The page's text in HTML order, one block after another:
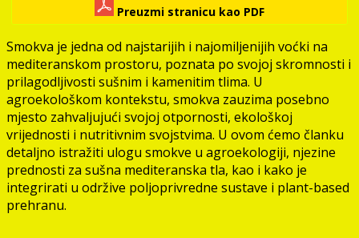
Preuzmi stranicu kao PDF
Smokva je jedna od najstarijih i najomiljenijih voćki na
mediteranskom prostoru, poznata po svojoj skromnosti i
prilagodljivosti sušnim i kamenitim tlima. U
agroekološkom kontekstu, smokva zauzima posebno
mjesto zahvaljujući svojoj otpornosti, ekološkoj
vrijednosti i nutritivnim svojstvima. U ovom ćemo članku
detaljno istražiti ulogu smokve u agroekologiji, njezine
prednosti za sušna mediteranska tla, kao i kako je
integrirati u održive poljoprivredne sustave i plant-based
prehranu.